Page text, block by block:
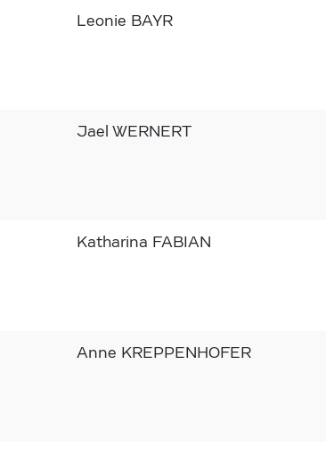
Leonie BAYR
Jael WERNERT
Katharina FABIAN
Anne KREPPENHOFER